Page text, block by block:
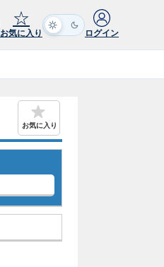
☆
お気に入り ログイン
お気に入り